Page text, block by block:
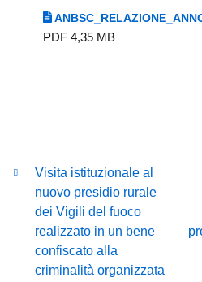
PDF 4,35 MB
Visita istituzionale al
nuovo presidio rurale
dei Vigili del fuoco
realizzato in un bene
confiscato alla
criminalità organizzata